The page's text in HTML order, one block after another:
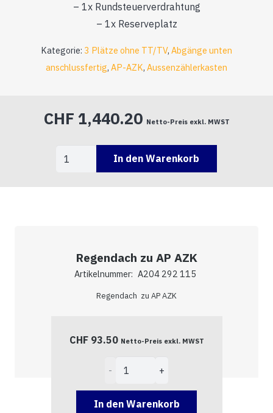
– 1x Rundsteuerverdrahtung
– 1x Reserveplatz
Kategorie: 3 Plätze ohne TT/TV, Abgänge unten
anschlussfertig, AP-AZK, Aussenzählerkasten
CHF 1,440.20 Netto-Preis exkl. MWST
A404
In den Warenkorb
Regendach zu AP AZK
Artikelnummer: A204 292 115
Regendach zu AP AZK
CHF93.50 Netto-Preis exkl. MWST
Regendach
AP
In den Warenkorb